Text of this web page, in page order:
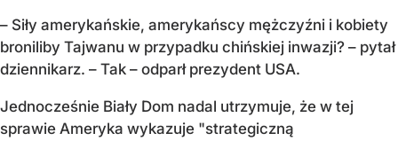
– Siły amerykańskie, amerykańscy mężczyźni i kobiety
broniliby Tajwanu w przypadku chińskiej inwazji? – pytał
dziennikarz. – Tak – odparł prezydent USA.
Jednocześnie Biały Dom nadal utrzymuje, że w tej
sprawie Ameryka wykazuje "strategiczną